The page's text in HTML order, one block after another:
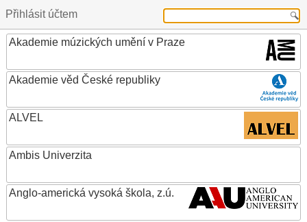
Přihlásit účtem
Akademie múzických umění v Praze
Akademie věd České republiky
ALVEL
Ambis Univerzita
Anglo-americká vysoká škola, z.ú.